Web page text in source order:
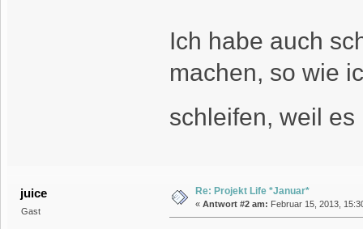
Ich habe auch
machen, so wie
schleifen, weil
juice
Gast
Re: Projekt Life *Januar*
« Antwort #2 am: Februar 15, 2013,